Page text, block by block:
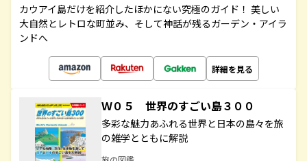
カウアイ島だけを紹介したほかにない究極のガイド！ 美しい
大自然とレトロな町並み、そして神話が残るガーデン・アイラ
ンドへ
詳細を見る
Ｗ０５ 世界のすごい島３００
多彩な魅力あふれる世界と日本の島々を旅
の雑学とともに解説